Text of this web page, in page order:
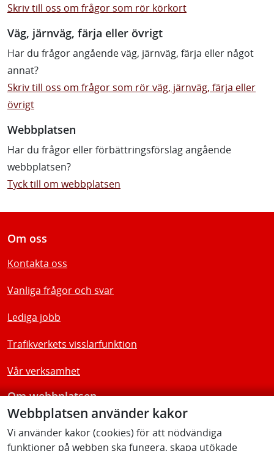
Webbplatsen använder kakor
Vi använder kakor (cookies) för att nödvändiga
funktioner på webben ska fungera, skapa utökade
Skriv till oss om frågor som rör körkort
Väg, järnväg, färja eller övrigt
Har du frågor angående väg, järnväg, färja eller något
annat?
Skriv till oss om frågor som rör väg, järnväg, färja eller
övrigt
Webbplatsen
Har du frågor eller förbättringsförslag angående
webbplatsen?
Tyck till om webbplatsen
Om oss
Kontakta oss
Vanliga frågor och svar
Lediga jobb
Trafikverkets visslarfunktion
Vår verksamhet
Om webbplatsen
Tillgänglighetsredogörelse